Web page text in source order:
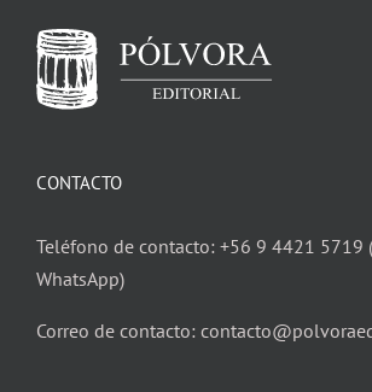
CONTACTO
Teléfono de contacto: +56 9 4421 5719
WhatsApp)
Correo de contacto: